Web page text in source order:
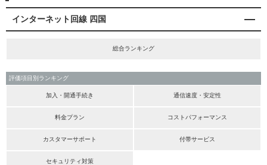
インターネット回線 四国
総合ランキング
評価項目別ランキング
加入・開通手続き 通信速度・安定性
料金プラン コストパフォーマンス
カスタマーサポート 付帯サービス
セキュリティ対策